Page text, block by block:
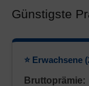
Günstigste
⭐ Erwachsene
Bruttoprämie: